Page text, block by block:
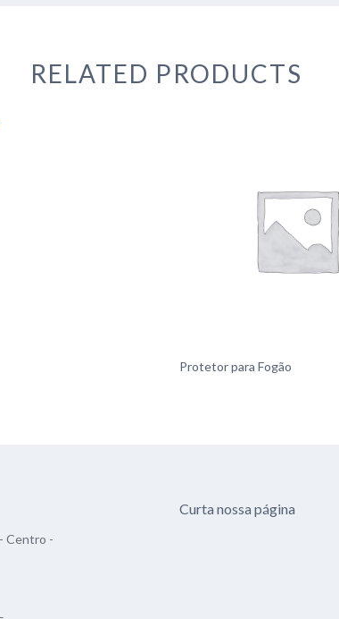
RELATED PRODUCTS
Protetor para Fogão
Centro -
Curta nossa página